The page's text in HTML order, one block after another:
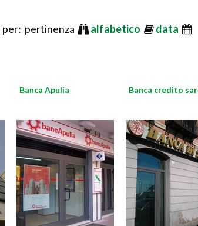
pertinenza alfabetico data
Banca Apulia Banca credito